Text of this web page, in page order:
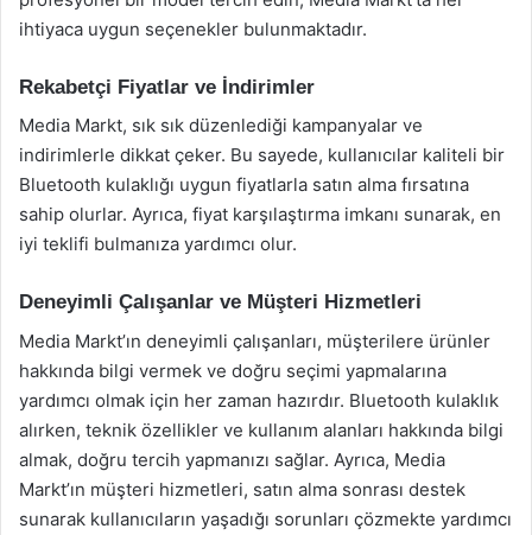
ihtiyaca uygun seçenekler bulunmaktadır.
Rekabetçi Fiyatlar ve İndirimler
Media Markt, sık sık düzenlediği kampanyalar ve
indirimlerle dikkat çeker. Bu sayede, kullanıcılar kaliteli bir
Bluetooth kulaklığı uygun fiyatlarla satın alma fırsatına
sahip olurlar. Ayrıca, fiyat karşılaştırma imkanı sunarak, en
iyi teklifi bulmanıza yardımcı olur.
Deneyimli Çalışanlar ve Müşteri Hizmetleri
Media Markt’ın deneyimli çalışanları, müşterilere ürünler
hakkında bilgi vermek ve doğru seçimi yapmalarına
yardımcı olmak için her zaman hazırdır. Bluetooth kulaklık
alırken, teknik özellikler ve kullanım alanları hakkında bilgi
almak, doğru tercih yapmanızı sağlar. Ayrıca, Media
Markt’ın müşteri hizmetleri, satın alma sonrası destek
sunarak kullanıcıların yaşadığı sorunları çözmekte yardımcı